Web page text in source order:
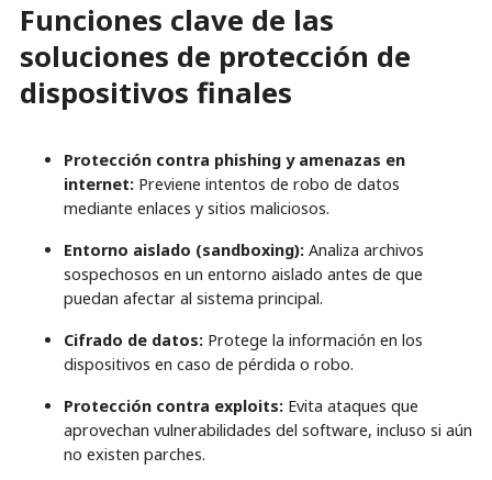
Funciones clave de las
soluciones de protección de
dispositivos finales
Protección contra phishing y amenazas en
internet: Previene intentos de robo de datos
mediante enlaces y sitios maliciosos.
Entorno aislado (sandboxing): Analiza archivos
sospechosos en un entorno aislado antes de que
puedan afectar al sistema principal.
Cifrado de datos: Protege la información en los
dispositivos en caso de pérdida o robo.
Protección contra exploits: Evita ataques que
aprovechan vulnerabilidades del software, incluso si aún
no existen parches.